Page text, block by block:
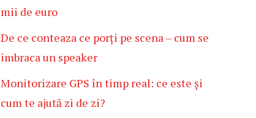
mii de euro
De ce conteaza ce porți pe scena – cum se
imbraca un speaker
Monitorizare GPS în timp real: ce este și
cum te ajută zi de zi?